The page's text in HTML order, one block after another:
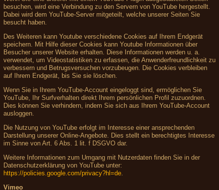
besuchen, wird eine Verbindung zu den Servern von YouTube hergestellt.
Dabei wird dem YouTube-Server mitgeteilt, welche unserer Seiten Sie
besucht haben.
Des Weiteren kann Youtube verschiedene Cookies auf Ihrem Endgerät
speichern. Mit Hilfe dieser Cookies kann Youtube Informationen über
Besucher unserer Website erhalten. Diese Informationen werden u. a.
verwendet, um Videostatistiken zu erfassen, die Anwenderfreundlichkeit zu
verbessern und Betrugsversuchen vorzubeugen. Die Cookies verbleiben
auf Ihrem Endgerät, bis Sie sie löschen.
Wenn Sie in Ihrem YouTube-Account eingeloggt sind, ermöglichen Sie
YouTube, Ihr Surfverhalten direkt Ihrem persönlichen Profil zuzuordnen.
Dies können Sie verhindern, indem Sie sich aus Ihrem YouTube-Account
ausloggen.
Die Nutzung von YouTube erfolgt im Interesse einer ansprechenden
Darstellung unserer Online-Angebote. Dies stellt ein berechtigtes Interesse
im Sinne von Art. 6 Abs. 1 lit. f DSGVO dar.
Weitere Informationen zum Umgang mit Nutzerdaten finden Sie in der
Datenschutzerklärung von YouTube unter:
https://policies.google.com/privacy?hl=de
Vimeo